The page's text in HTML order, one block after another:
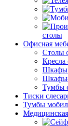
столы
Офисная
Столы
Шкафы
Шкафы-
Тумбы
Тиски
Тумбы